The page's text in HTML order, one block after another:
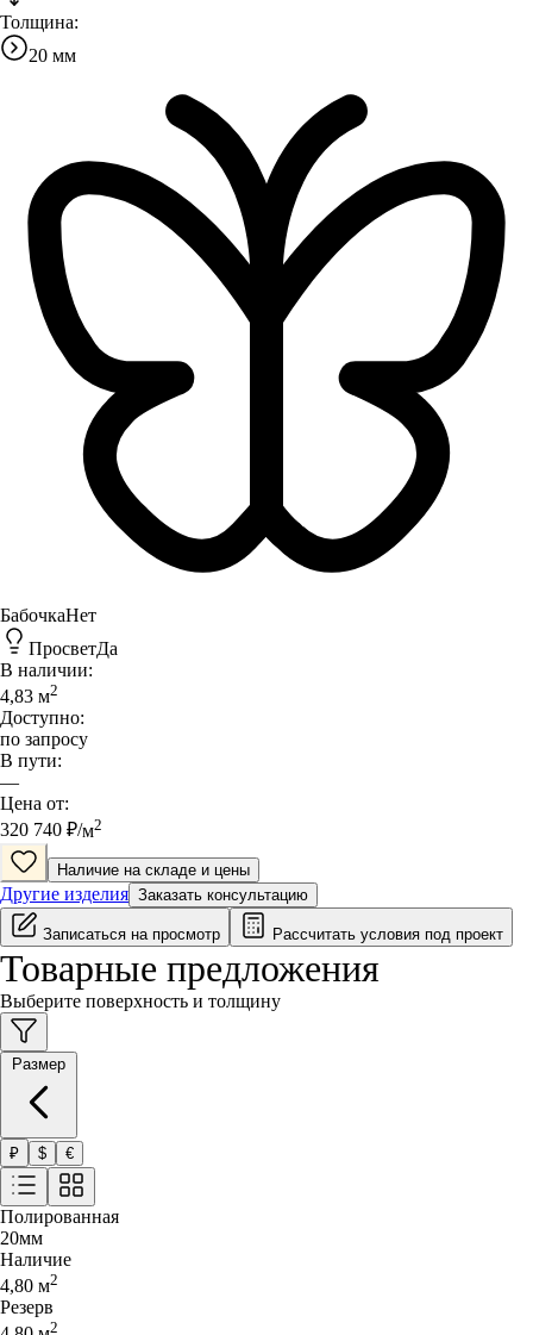
Толщина:
20 мм
БабочкаНет
ПросветДа
В наличии:
4,83 м2
Доступно:
по запросу
В пути:
—
Цена от:
320 740 ₽/м2
Наличие на складе и цены
Другие изделия Заказать консультацию
Записаться на просмотр Рассчитать условия под проект
Товарные предложения
Выберите поверхность и толщину
₽ $ €
Полированная
20мм
Наличие
4,80 м2
Резерв
2